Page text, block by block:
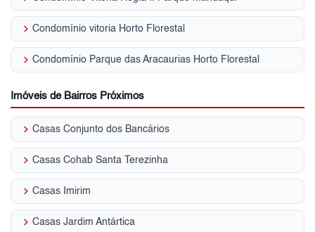
keyboard_arrow_right Condomínio vitoria Horto Florestal
keyboard_arrow_right Condomínio Parque das Aracaurias Horto Florestal
Imóveis de Bairros Próximos
keyboard_arrow_right Casas Conjunto dos Bancários
keyboard_arrow_right Casas Cohab Santa Terezinha
keyboard_arrow_right Casas Imirim
keyboard_arrow_right Casas Jardim Antártica